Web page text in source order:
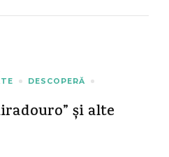
DESCOPERĂ
și alte